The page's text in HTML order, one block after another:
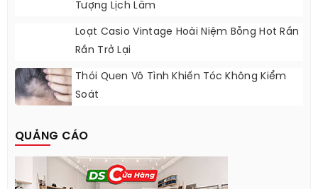
Tượng Lịch Lãm
Loạt Casio Vintage Hoài Niệm Bỗng Hot Rần
Rần Trở Lại
Thói Quen Vô Tình Khiến Tóc Không Kiểm
Soát
QUẢNG CÁO